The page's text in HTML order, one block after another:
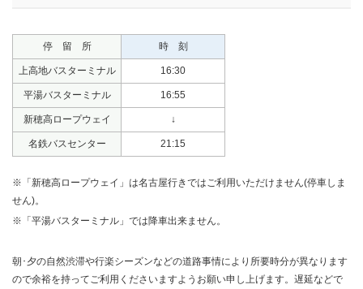
停 留 所 時 刻
上高地バスターミナル 16:30
平湯バスターミナル 16:55
新穂高ロープウェイ ↓
名鉄バスセンター 21:15
​※「新穂高ロープウェイ」は名古屋行きではご利用いただけません(停車しま
せん)。
※「平湯バスターミナル」では降車出来ません。
朝･夕の自然渋滞や行楽シーズンなどの道路事情により所要時分が異なります
ので余裕を持ってご利用くださいますようお願い申し上げます。遅延などで